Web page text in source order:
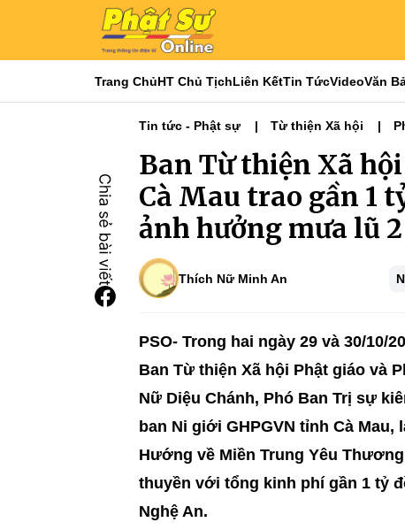
Trang ChủHT Chủ TịchLiên KếtTin TứcVideoVăn
Tin tức - Phật sự Từ thiện Xã hội
Ban Từ thiện Xã
Cà Mau trao gần 1
ảnh hưởng mưa lũ
Thích Nữ Minh An
PSO- Trong hai ngày 29 và 30/10/
Ban Từ thiện Xã hội Phật giáo và
Nữ Diệu Chánh, Phó Ban Trị sự
ban Ni giới GHPGVN tỉnh Cà
Hướng về Miền Trung Yêu
thuyền với tổng kinh phí gần 1 tỷ
Nghệ An.